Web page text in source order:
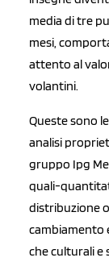
media di tre
mesi,
attento al
volantini.
Queste sono
analisi
gruppo Ipg
quali-
distribuzione
cambiamento
che culturali e